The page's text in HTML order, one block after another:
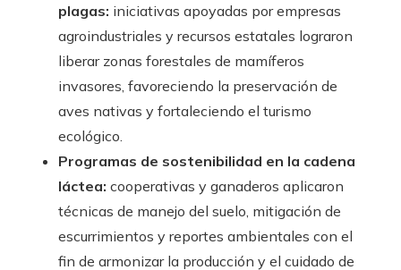
plagas: iniciativas apoyadas por empresas
agroindustriales y recursos estatales lograron
liberar zonas forestales de mamíferos
invasores, favoreciendo la preservación de
aves nativas y fortaleciendo el turismo
ecológico.
Programas de sostenibilidad en la cadena
láctea: cooperativas y ganaderos aplicaron
técnicas de manejo del suelo, mitigación de
escurrimientos y reportes ambientales con el
fin de armonizar la producción y el cuidado de